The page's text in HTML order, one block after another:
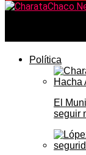
Política
El
seguir